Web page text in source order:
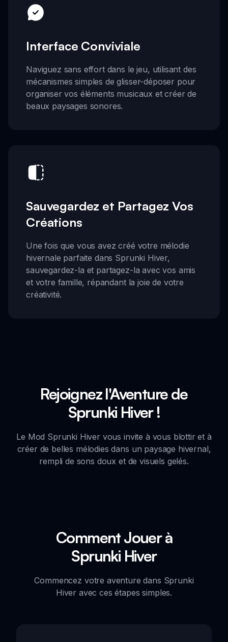
Interface Conviviale
Naviguez sans effort dans le jeu, utilisant des
mécanismes simples de glisser-déposer pour
organiser vos éléments musicaux et créer de
beaux paysages sonores.
Sauvegardez et Partagez Vos
Créations
Une fois que vous avez créé votre mélodie
hivernale parfaite dans Sprunki Hiver,
sauvegardez-la et partagez-la avec vos amis
et votre famille, répandant la joie de votre
créativité.
Rejoignez l'Aventure de
Sprunki Hiver !
Le Mod Sprunki Hiver vous invite à vous blottir et à
créer de belles mélodies dans un paysage hivernal,
rempli de sons doux et de visuels gelés.
Comment Jouer à
Sprunki Hiver
Commencez votre aventure dans Sprunki
Hiver avec ces étapes simples.